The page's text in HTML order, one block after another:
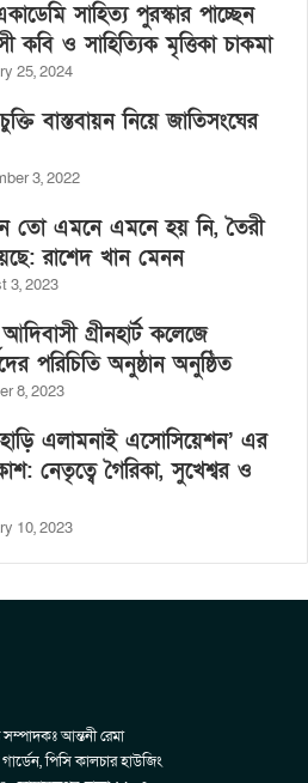
সাহিত্য পুরস্কার পাচ্ছেন
কবি ও সাহিত্যিক মৃত্তিকা চাকমা
25, 2024
বাস্তবায়ন নিয়ে জাতিসংঘের
3, 2022
তো এমনে এমনে হয় নি, তৈরী
রাশেদ খান মেনন
3, 2023
গ্রীনহার্ট কলেজে
পরিচিতি অনুষ্ঠান অনুষ্ঠিত
8, 2023
এলামনাই এসোসিয়েশন’ এর
নেতৃত্বে গৈরিকা, সুখেশ্বর ও
10, 2023
সম্পাদকঃ আন্তনী রেমা
পিসি কালচার হাউজিং